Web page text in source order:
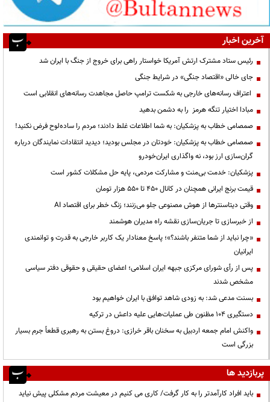
آخرین اخبار
رئیس ستاد مشترک ارتش آمریکا خواستار راهی برای خروج از جنگ با ایران شد
جای خالی «اقتصاد جنگی» در شرایط جنگی
اعتراف رسانه‌های خارجی به شکست ترامپ حاصل مجاهدت رسانه‌های انقلابی است
مبادا اختیار تنگه هرمز را به دشمن بدهید
صمصامی خطاب به پزشکیان: به شما اطلاعات غلط دادند؛ مردم را ساده‌لوح فرض نکنید!
صمصامی خطاب به پزشکیان: خودتان در مجلس بودید؛ دیدید انتقادات نمایندگان درباره
گران‌سازی ارز بود، نه واگذاری ایران‌خودرو
پزشکیان: خدمت بی‌منت و مشارکت مردمی، پایه حل مشکلات کشور است
قیمت‌ برنج ایرانی همچنان در کانال ۴۵۰ تا ۵۵۰ هزار تومان
وقتی دیتاسنترها از هوش مصنوعی جلو می‌زنند؛ زنگ خطر برای اقتصاد AI
از خبرسازی تا جریان‌سازی نقشه راه مدیران هوشمند
«چرا نباید از شما متنفر باشند؟»؛ پاسخ معنادار یک کاربر خارجی به قدرت و توانمندی
ایرانیان
پس از رأی شورای مرکزی جبهه ایران اسلامی؛ اعضای حقیقی و حقوقی دفتر سیاسی
مشخص شدند
بسنت مدعی شد: به زودی شاهد توافق با ایران خواهیم بود
دستگیری ۱۰۴ مظنون طی عملیات‌هایی علیه داعش در ترکیه
واکنش امام جمعه اردبیل به سخنان باقر خرازی: دروغ بستن به رهبری قطعاً جرم بسیار
بزرگی است
پربازدید ها
باید افراد کارآمدتر را به کار گرفت/ کاری می کنیم در معیشت مردم مشکلی پیش نیاید